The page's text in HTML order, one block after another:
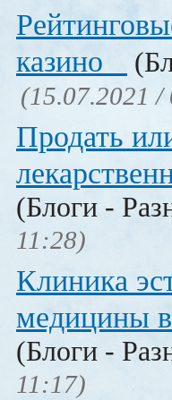
казино
(15.07.2021 /
Продать
(Блоги -
11:28)
Клиника
медицины
(Блоги -
11:17)